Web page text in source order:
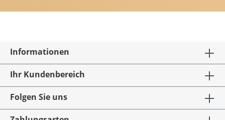
Informationen
Ihr Kundenbereich
Folgen Sie uns